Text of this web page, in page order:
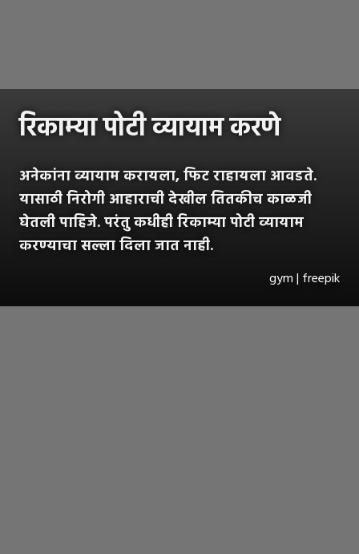
रिकाम्या पोटी व्यायाम करणे
अनेकांना व्यायाम करायला, फिट राहायला आवडते.
यासाठी निरोगी आहाराची देखील तितकीच काळजी
घेतली पाहिजे. परंतु कधीही रिकाम्या पोटी व्यायाम
करण्याचा सल्ला दिला जात नाही.
gym | freepik